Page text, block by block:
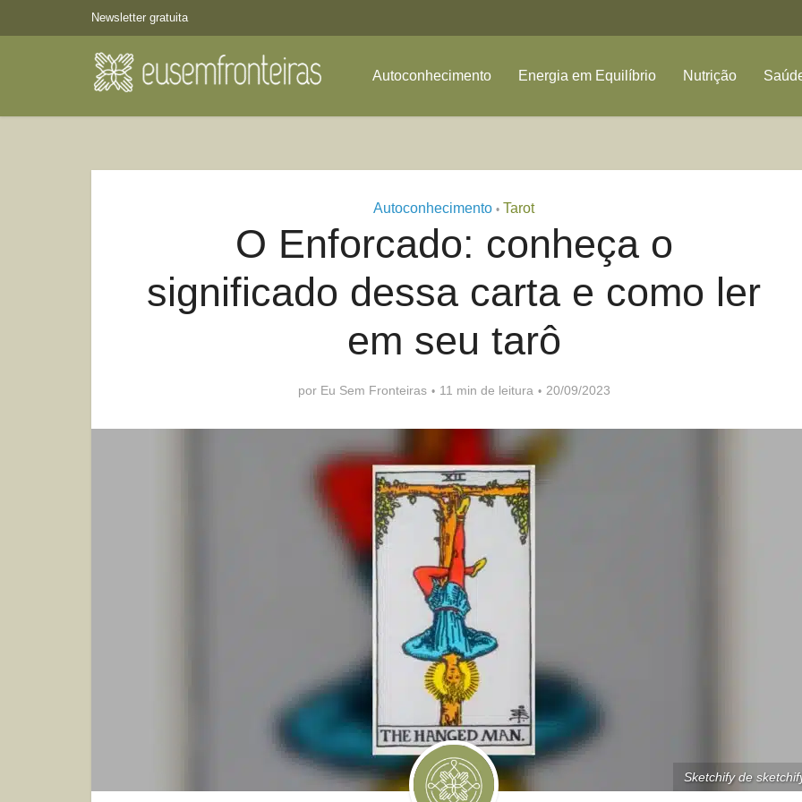
Newsletter gratuita
Autoconhecimento Energia em Equilíbrio Nutrição
Autoconhecimento • Tarot
O Enforcado: conheça o
significado dessa carta e como ler
em seu tarô
por Eu Sem Fronteiras 11 min de leitura 20/09/2023
Sketchify de